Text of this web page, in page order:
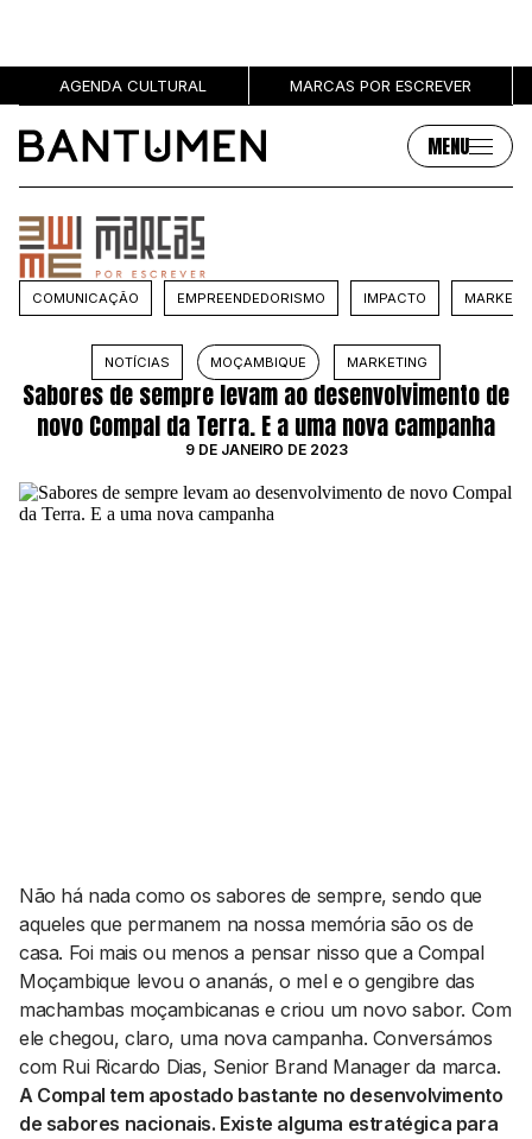
AGENDA CULTURAL MARCAS POR ESCREVER
MENU
Artigos
MÚSICA
SOCIEDADE
ENTREVISTAS
OPINIÃO
PUBLICIDADE
MARCAS
Eventos
+351 912 127 577
Pesquisar
COMUNICAÇÃO EMPREENDEDORISMO IMPACTO
NOTÍCIAS MOÇAMBIQUE MARKETING
Sabores de sempre levam ao desenvolvimento de
novo Compal da Terra. E a uma nova campanha
9 DE JANEIRO DE 2023
Não há nada como os sabores de sempre, sendo que
aqueles que permanem na nossa memória são os de
casa. Foi mais ou menos a pensar nisso que a Compal
Moçambique levou o ananás, o mel e o gengibre das
machambas moçambicanas e criou um novo sabor. Com
ele chegou, claro, uma nova campanha. Conversámos
com Rui Ricardo Dias, Senior Brand Manager da marca.
A Compal tem apostado bastante no desenvolvimento
de sabores nacionais. Existe alguma estratégica para